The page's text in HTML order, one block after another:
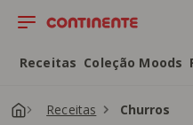
Saltar para o
Receitas Coleção Moods
Receitas Churros